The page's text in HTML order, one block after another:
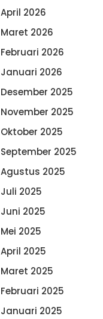
April 2026
Maret 2026
Februari 2026
Januari 2026
Desember 2025
November 2025
Oktober 2025
September 2025
Agustus 2025
Juli 2025
Juni 2025
Mei 2025
April 2025
Maret 2025
Februari 2025
Januari 2025